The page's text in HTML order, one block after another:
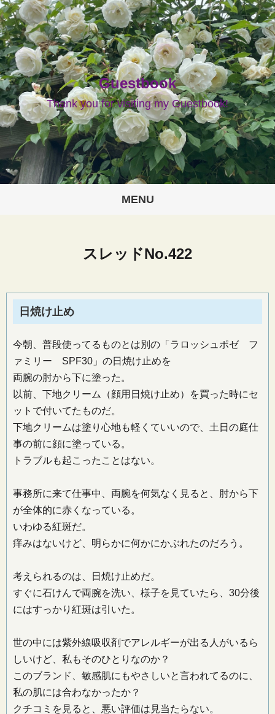
Guestbook
Thank you for visiting my Guestbook!
MENU
スレッドNo.422
日焼け止め
今朝、普段使ってるものとは別の「ラロッシュポゼ フ
ァミリー SPF30」の日焼け止めを
両腕の肘から下に塗った。
以前、下地クリーム（顔用日焼け止め）を買った時にセ
ットで付いてたものだ。
下地クリームは塗り心地も軽くていいので、土日の庭仕
事の前に顔に塗っている。
トラブルも起こったことはない。
事務所に来て仕事中、両腕を何気なく見ると、肘から下
が全体的に赤くなっている。
いわゆる紅斑だ。
痒みはないけど、明らかに何かにかぶれたのだろう。
考えられるのは、日焼け止めだ。
すぐに石けんで両腕を洗い、様子を見ていたら、30分後
にはすっかり紅斑は引いた。
世の中には紫外線吸収剤でアレルギーが出る人がいるら
しいけど、私もそのひとりなのか？
このブランド、敏感肌にもやさしいと言われてるのに、
私の肌には合わなかったか？
クチコミを見ると、悪い評価は見当たらない。